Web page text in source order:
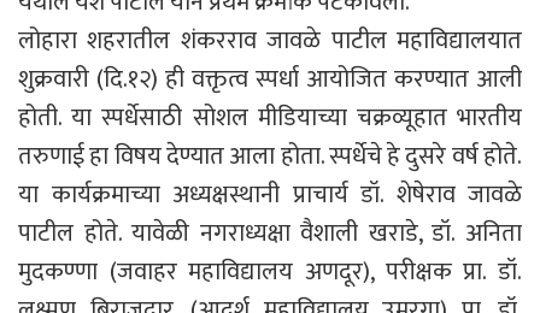
लोहारा शहरातील शंकरराव जावळे पाटील महाविद्यालयात
शुक्रवारी (दि.१२) ही वक्तृत्व स्पर्धा आयोजित करण्यात आली
होती. या स्पर्धेसाठी सोशल मीडियाच्या चक्रव्यूहात भारतीय
तरुणाई हा विषय देण्यात आला होता. स्पर्धेचे हे दुसरे वर्ष होते.
या कार्यक्रमाच्या अध्यक्षस्थानी प्राचार्य डॉ. शेषेराव जावळे
पाटील होते. यावेळी नगराध्यक्षा वैशाली खराडे, डॉ. अनिता
मुदकण्णा (जवाहर महाविद्यालय अणदूर), परीक्षक प्रा. डॉ.